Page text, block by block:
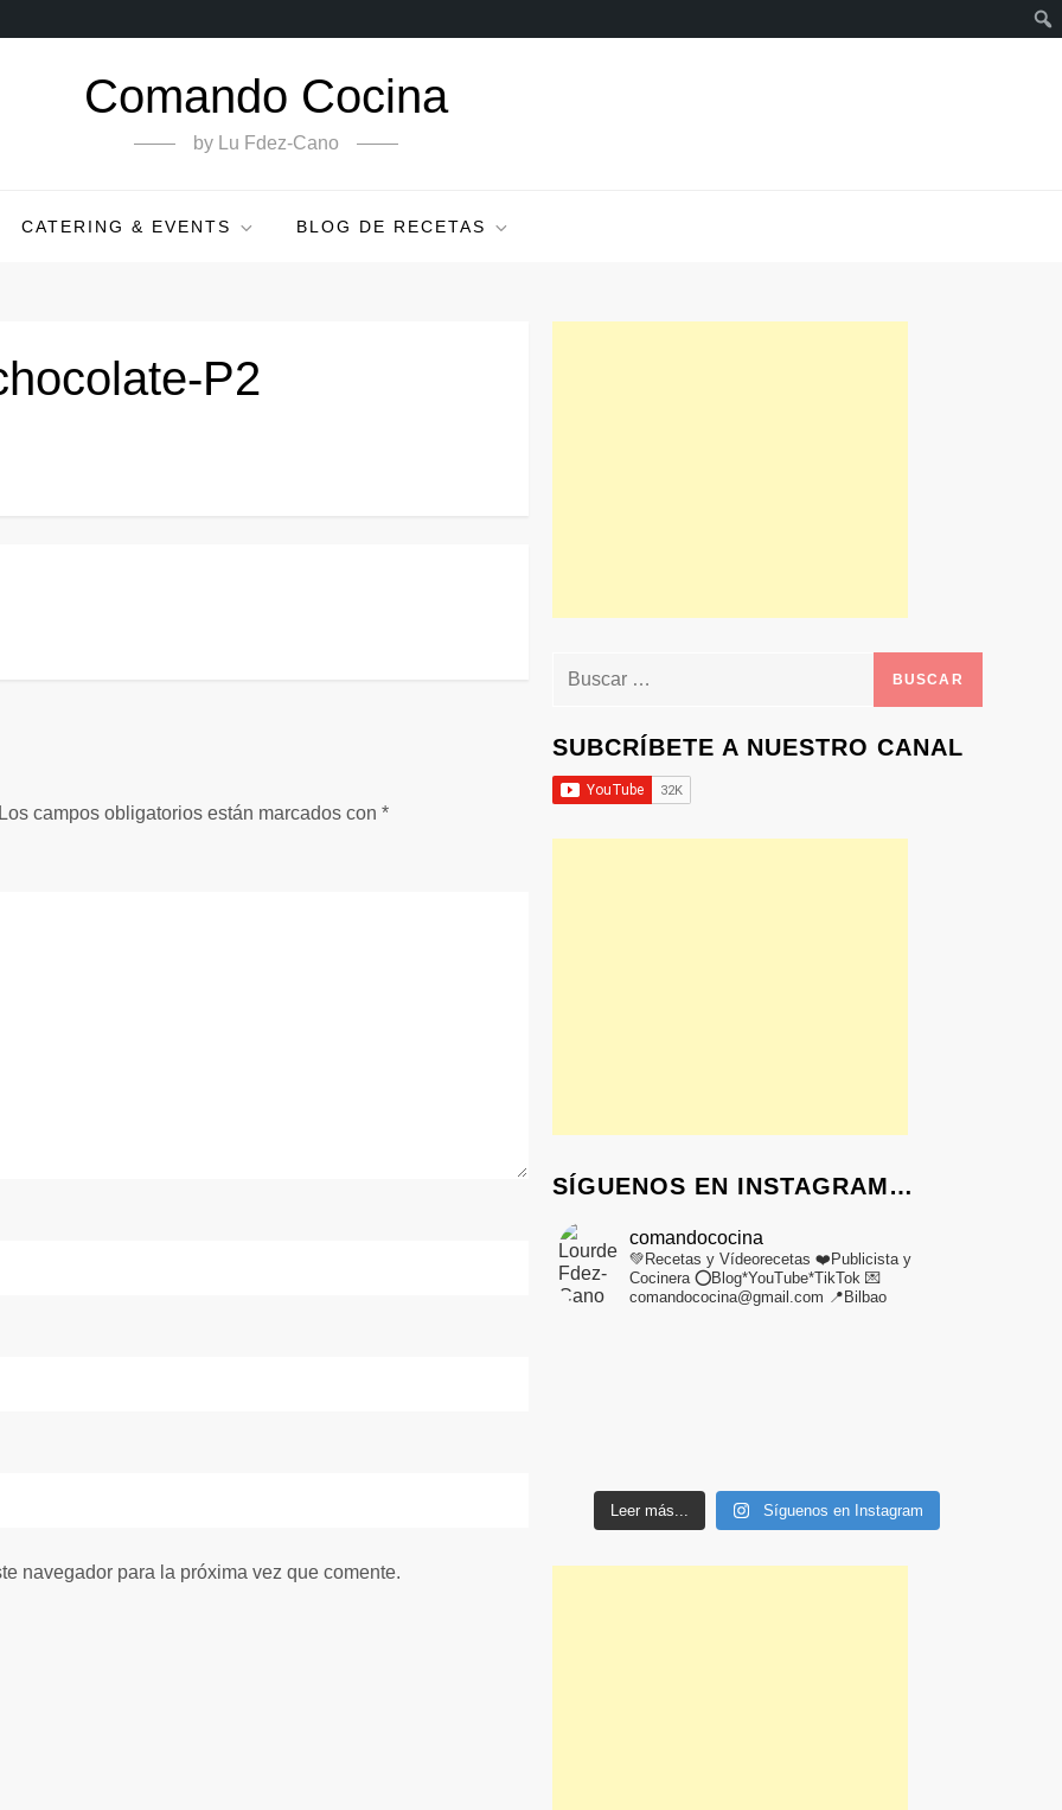
Comando Cocina
by Lu Fdez-Cano
CATERING & EVENTS BLOG DE RECETAS
P2
campos obligatorios están marcados con*
navegador para la próxima vez que comente.
Buscar:
SUBCRÍBETE A NUESTRO CANAL
SÍGUENOS EN INSTAGRAM…
comandococina
💚Recetas y Vídeorecetas ❤️Publicista y
Cocinera⭕Blog*YouTube*TikTok💌
comandococina@gmail.com 📍Bilbao
Leer más... Síguenos en Instagram